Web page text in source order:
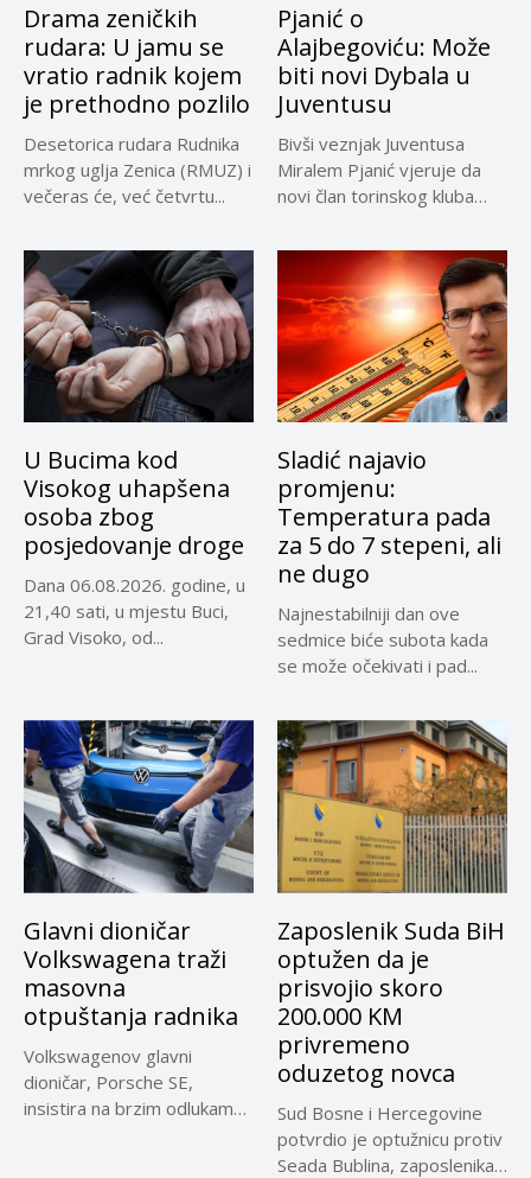
Drama zeničkih
rudara: U jamu se
vratio radnik kojem
je prethodno pozlilo
Desetorica rudara Rudnika
mrkog uglja Zenica (RMUZ) i
večeras će, već četvrtu...
Pjanić o
Alajbegoviću: Može
biti novi Dybala u
Juventusu
Bivši veznjak Juventusa
Miralem Pjanić vjeruje da
novi član torinskog kluba
U Bucima kod
Visokog uhapšena
osoba zbog
posjedovanje droge
Dana 06.08.2026. godine, u
21,40 sati, u mjestu Buci,
Grad Visoko, od...
Sladić najavio
promjenu:
Temperatura pada
za 5 do 7 stepeni, ali
ne dugo
Najnestabilniji dan ove
sedmice biće subota kada
se može očekivati i pad...
Glavni dioničar
Volkswagena traži
masovna
otpuštanja radnika
Volkswagenov glavni
dioničar, Porsche SE,
insistira na brzim odlukama
Zaposlenik Suda BiH
optužen da je
prisvojio skoro
200.000 KM
privremeno
oduzetog novca
Sud Bosne i Hercegovine
potvrdio je optužnicu protiv
Seada Bublina, zaposlenika